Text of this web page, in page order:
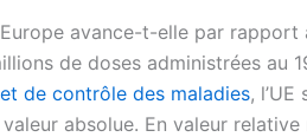
avance-t-elle par rapport
de doses administrées au
de contrôle des maladies,
valeur absolue. En valeur